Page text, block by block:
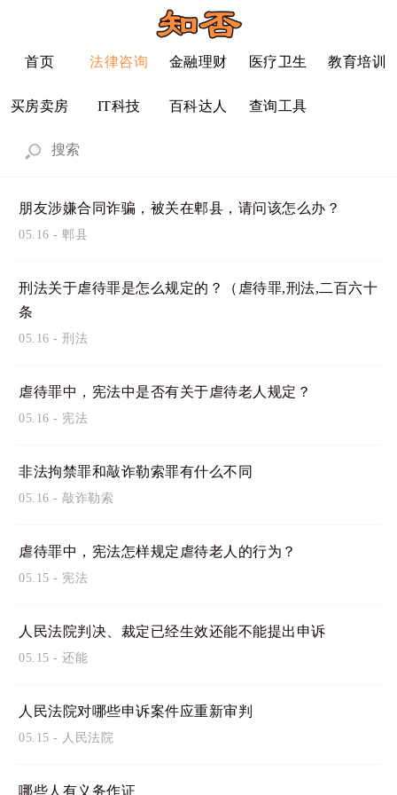
首页 法律咨询 金融理财 医疗卫生 教育培训
买房卖房 IT科技 百科达人 查询工具
朋友涉嫌合同诈骗，被关在郫县，请问该怎么办？
05.16-郫县
刑法关于虐待罪是怎么规定的？（虐待罪,刑法,二百六十
条
05.16-刑法
虐待罪中，宪法中是否有关于虐待老人规定？
05.16- 宪法
非法拘禁罪和敲诈勒索罪有什么不同
05.16-敲诈勒索
虐待罪中，宪法怎样规定虐待老人的行为？
05.15- 宪法
人民法院判决、裁定已经生效还能不能提出申诉
05.15-还能
人民法院对哪些申诉案件应重新审判
05.15- 人民法院
哪些人有义务作证